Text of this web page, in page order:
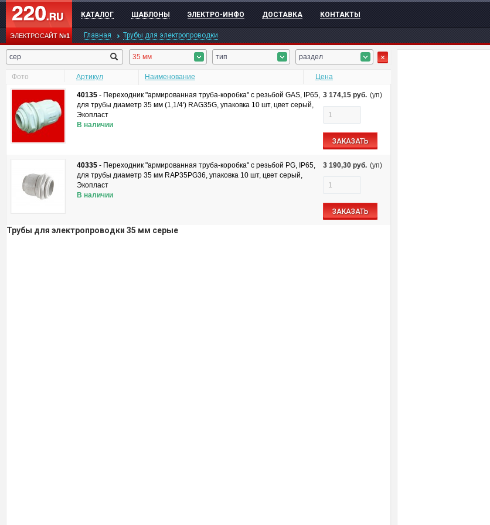
ЭЛЕКТРОСАЙТ№1
КАТАЛОГ ШАБЛОНЫ ЭЛЕКТРО-ИНФО ДОСТАВКА КОНТАКТЫ
Главная Трубы для электропроводки
35 мм тип раздел
Фото Артикул Наименование Цена
40135 - Переходник "армированная труба-коробка" с резьбой GAS, IP65,
для трубы диаметр 35 мм (1,1/4') RAG35G, упаковка 10 шт, цвет серый,
Экопласт
В наличии
3 174,15 руб. (уп)
ЗАКАЗАТЬ
40335 - Переходник "армированная труба-коробка" с резьбой PG, IP65,
для трубы диаметр 35 мм RAP35PG36, упаковка 10 шт, цвет серый,
Экопласт
В наличии
3 190,30 руб. (уп)
ЗАКАЗАТЬ
Трубы для электропроводки 35 мм серые